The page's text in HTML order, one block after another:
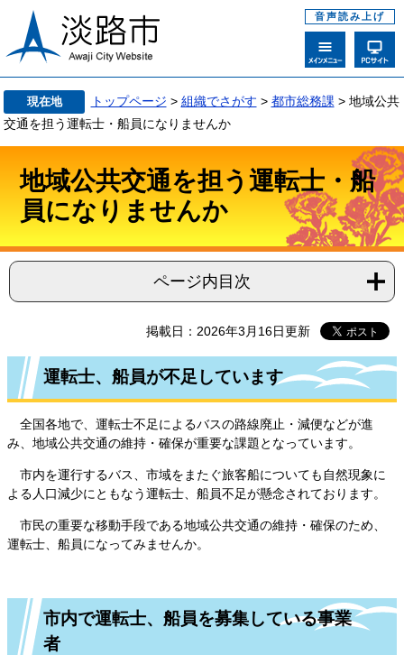
音声読み上げ
現在地 トップページ > 組織でさがす > 都市総務課 > 地域公共
交通を担う運転士・船員になりませんか
地域公共交通を担う運転士・船
員になりませんか
ページ内目次
掲載日：2026年3月16日更新
運転士、船員が不足しています
全国各地で、運転士不足によるバスの路線廃止・減便などが進
み、地域公共交通の維持・確保が重要な課題となっています。
市内を運行するバス、市域をまたぐ旅客船についても自然現象に
よる人口減少にともなう運転士、船員不足が懸念されております。
市民の重要な移動手段である地域公共交通の維持・確保のため、
運転士、船員になってみませんか。
市内で運転士、船員を募集している事業
者